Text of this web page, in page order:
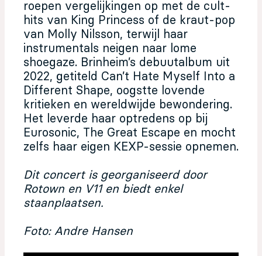
roepen vergelijkingen op met de cult-
hits van King Princess of de kraut-pop
van Molly Nilsson, terwijl haar
instrumentals neigen naar lome
shoegaze. Brinheim’s debuutalbum uit
2022, getiteld Can’t Hate Myself Into a
Different Shape, oogstte lovende
kritieken en wereldwijde bewondering.
Het leverde haar optredens op bij
Eurosonic, The Great Escape en mocht
zelfs haar eigen KEXP-sessie opnemen.
Dit concert is georganiseerd door
Rotown en V11 en biedt enkel
staanplaatsen.
Foto: Andre Hansen